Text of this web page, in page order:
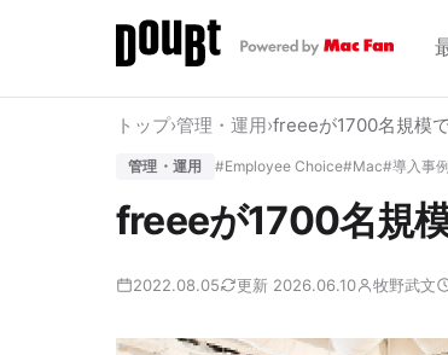
トップ›管理・運用›freeeが1700名規模
管理・運用 #Employee Choice#Mac#導入事例
freeeが1700名規
2022.08.05 更新 2026.06.10 牧野武文